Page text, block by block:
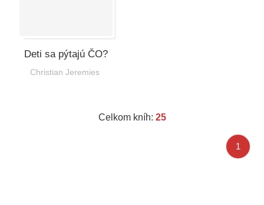
Deti sa pýtajú ČO?
Christian Jeremies
Celkom kníh: 25
1